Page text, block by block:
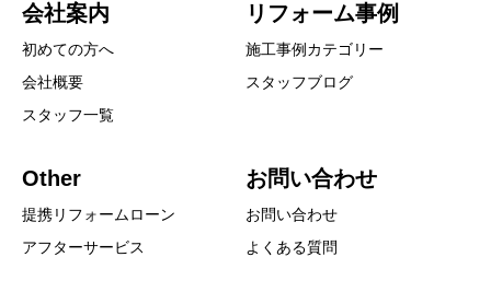
会社案内
初めての方へ
会社概要
スタッフ一覧
リフォーム事例
施工事例カテゴリー
スタッフブログ
Other
提携リフォームローン
アフターサービス
お問い合わせ
お問い合わせ
よくある質問